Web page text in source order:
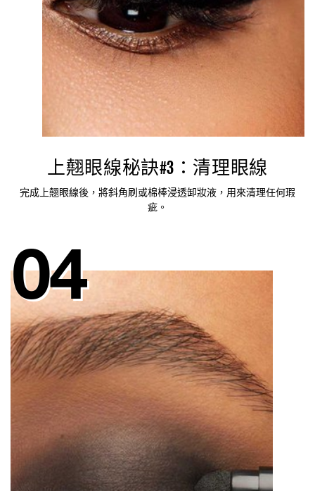
上翹眼線秘訣#3：清理眼線
完成上翹眼線後，將斜角刷或棉棒浸透卸妝液，用來清理任何瑕
疵。